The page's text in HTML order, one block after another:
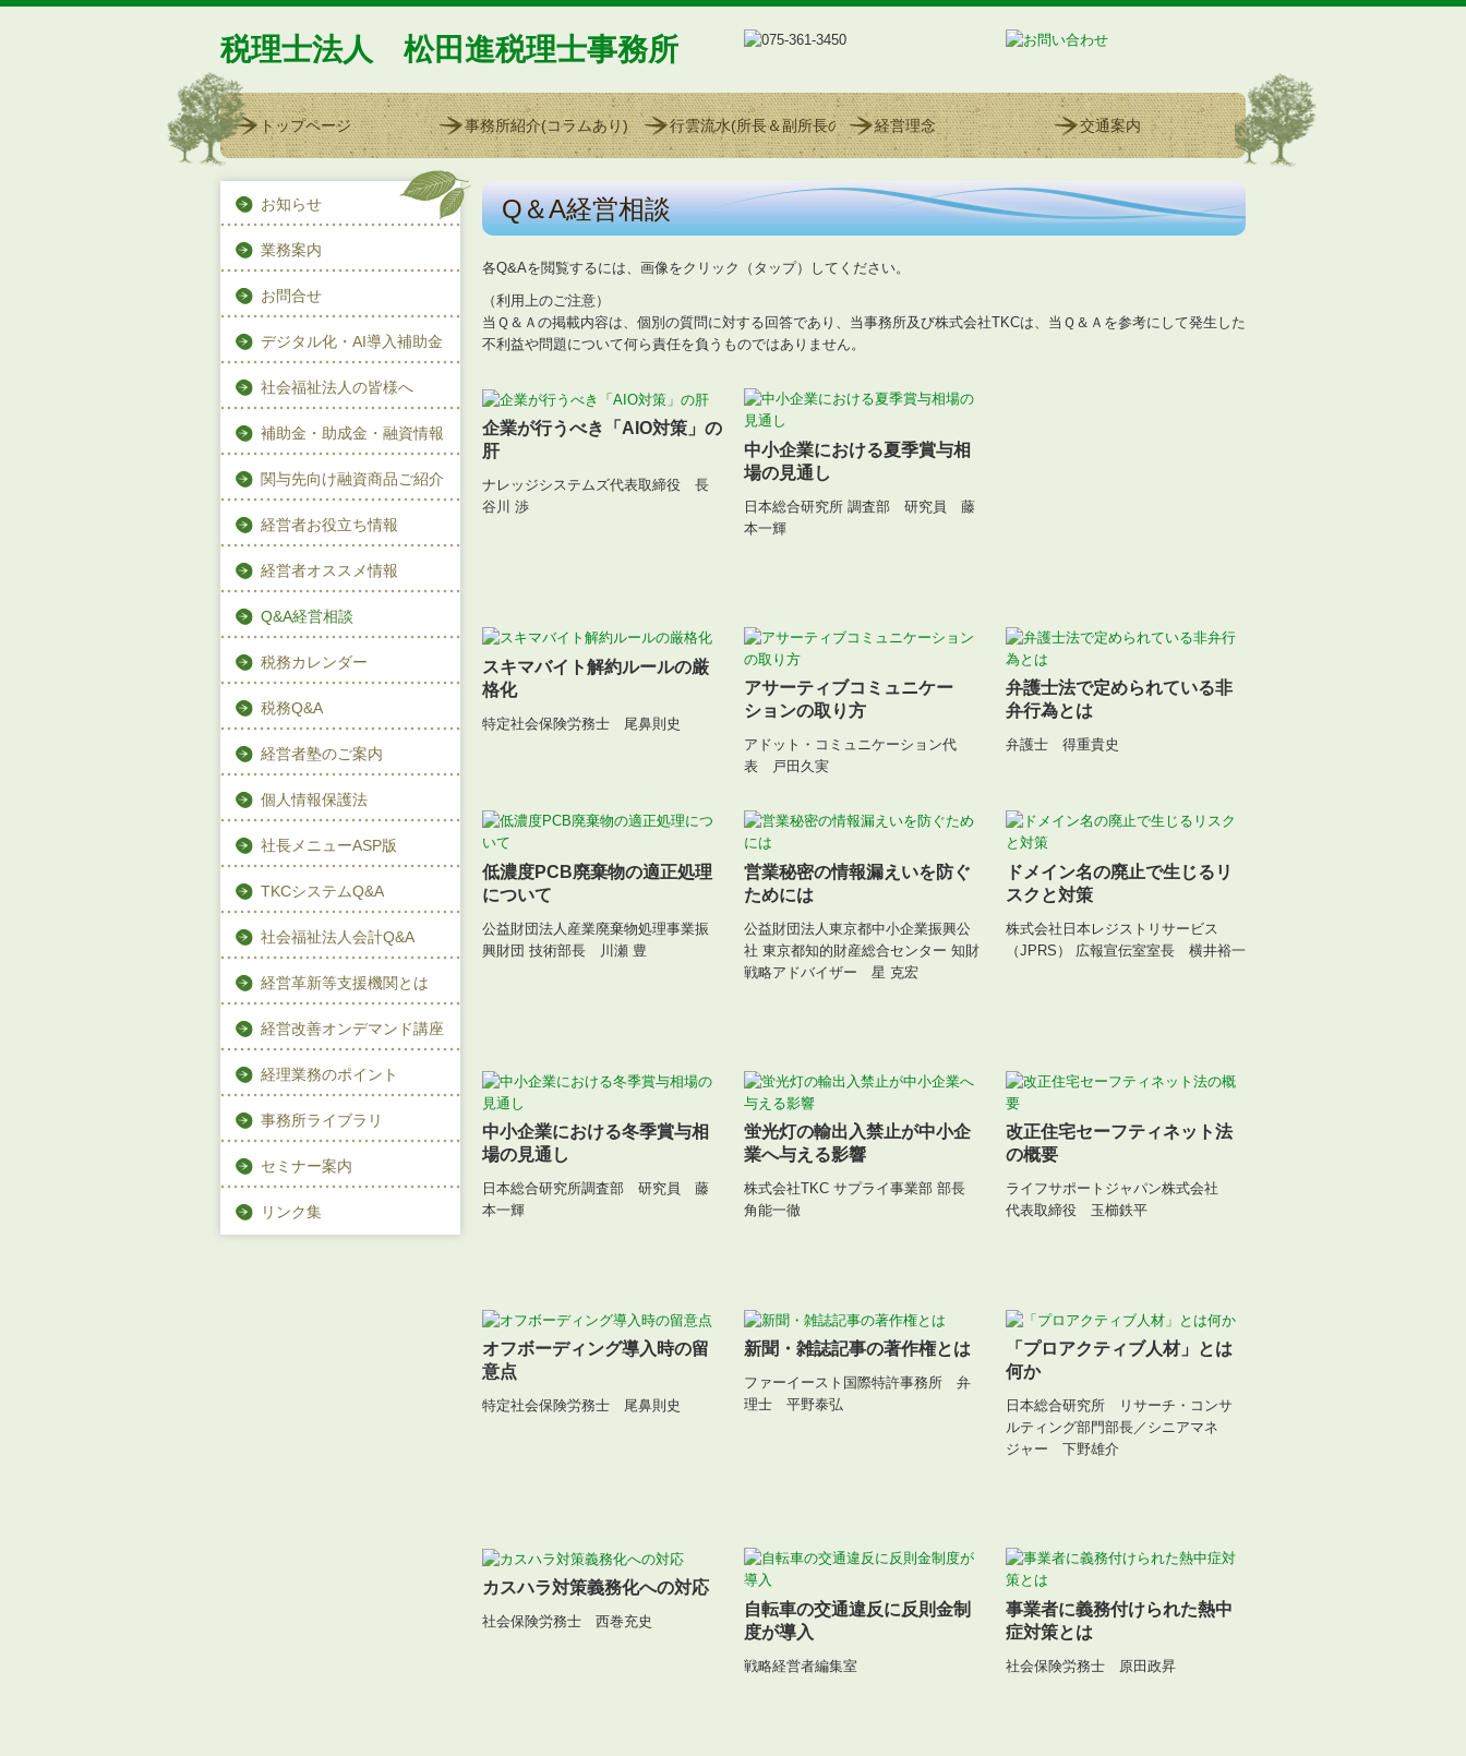
税理士法人 松田進税理士事務所
トップページ 事務所紹介(コラムあり) 行雲流水(所長＆副所長の雑感)経営理念 交通案内
お知らせ
業務案内
お問合せ
デジタル化・AI導入補助金
社会福祉法人の皆様へ
補助金・助成金・融資情報
関与先向け融資商品ご紹介
経営者お役立ち情報
経営者オススメ情報
Q&A経営相談
税務カレンダー
税務Q&A
経営者塾のご案内
個人情報保護法
社長メニューASP版
TKCシステムQ&A
社会福祉法人会計Q&A
経営革新等支援機関とは
経営改善オンデマンド講座
経理業務のポイント
事務所ライブラリ
セミナー案内
リンク集
Q＆A経営相談
各Q&Aを閲覧するには、画像をクリック（タップ）してください。
（利用上のご注意）
当Ｑ＆Ａの掲載内容は、個別の質問に対する回答であり、当事務所及び株式会社TKCは、当Ｑ＆Ａを参考にして発生した
不利益や問題について何ら責任を負うものではありません。
企業が行うべき「AIO対策」の
肝
ナレッジシステムズ代表取締役 長
谷川 渉
中小企業における夏季賞与相
場の見通し
日本総合研究所 調査部 研究員 藤
本一輝
スキマバイト解約ルールの厳
格化
特定社会保険労務士 尾鼻則史
アサーティブコミュニケー
ションの取り方
アドット・コミュニケーション代
表 戸田久実
弁護士法で定められている非
弁行為とは
弁護士 得重貴史
低濃度PCB廃棄物の適正処理
について
公益財団法人産業廃棄物処理事業振
興財団 技術部長 川瀬 豊
営業秘密の情報漏えいを防ぐ
ためには
公益財団法人東京都中小企業振興公
社 東京都知的財産総合センター 知財
戦略アドバイザー 星 克宏
ドメイン名の廃止で生じるリ
スクと対策
株式会社日本レジストリサービス
（JPRS） 広報宣伝室室長 横井裕一
中小企業における冬季賞与相
場の見通し
日本総合研究所調査部 研究員 藤
本一輝
蛍光灯の輸出入禁止が中小企
業へ与える影響
株式会社TKC サプライ事業部 部長
角能一徹
改正住宅セーフティネット法
の概要
ライフサポートジャパン株式会社
代表取締役 玉櫛鉄平
オフボーディング導入時の留
意点
特定社会保険労務士 尾鼻則史
新聞・雑誌記事の著作権とは
ファーイースト国際特許事務所 弁
理士 平野泰弘
「プロアクティブ人材」とは
何か
日本総合研究所 リサーチ・コンサ
ルティング部門部長／シニアマネ
ジャー 下野雄介
カスハラ対策義務化への対応
社会保険労務士 西巻充史
自転車の交通違反に反則金制
度が導入
戦略経営者編集室
事業者に義務付けられた熱中
症対策とは
社会保険労務士 原田政昇